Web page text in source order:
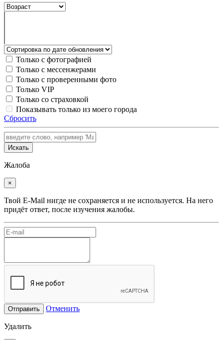
Только с фотографией
Только с мессенжерами
Только с проверенными фото
Только VIP
Только со страховкой
Показывать только из моего города
Сбросить
Искать
Жалоба
×
Твой E-Mail нигде не сохраняется и не используется. На него
придёт ответ, после изучения жалобы.
Отправить Отменить
Удалить